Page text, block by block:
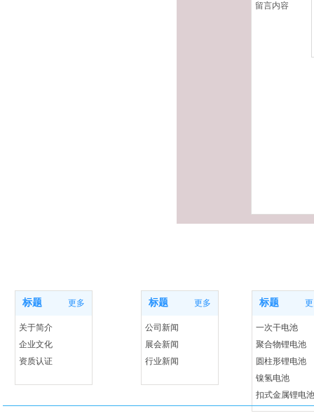
留言内容
标题 更多
关于简介
企业文化
资质认证
标题 更多
公司新闻
展会新闻
行业新闻
标题
一次干电池
聚合物锂电池
圆柱形锂电池
镍氢电池
扣式金属锂电池